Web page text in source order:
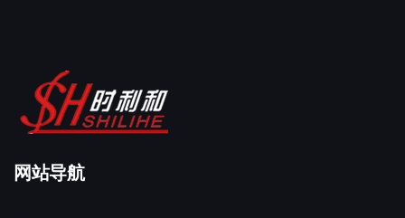
网站导航